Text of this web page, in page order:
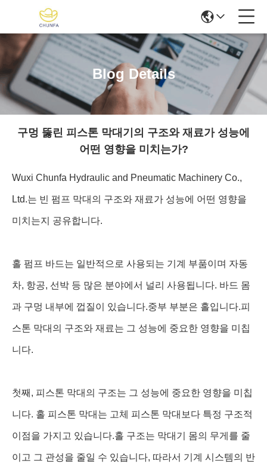
Blog Details
구멍 뚫린 피스톤 막대기의 구조와 재료가 성능에
어떤 영향을 미치는가?
Wuxi Chunfa Hydraulic and Pneumatic Machinery Co.,
Ltd.는 빈 펌프 막대의 구조와 재료가 성능에 어떤 영향을
미치는지 공유합니다.
홀 펌프 바드는 일반적으로 사용되는 기계 부품이며 자동
차, 항공, 선박 등 많은 분야에서 널리 사용됩니다. 바드 몸
과 구멍 내부에 껍질이 있습니다.중부 부분은 홀입니다.피
스톤 막대의 구조와 재료는 그 성능에 중요한 영향을 미칩
니다.
첫째, 피스톤 막대의 구조는 그 성능에 중요한 영향을 미칩
니다. 홀 피스톤 막대는 고체 피스톤 막대보다 특정 구조적
이점을 가지고 있습니다.홀 구조는 막대기 몸의 무게를 줄
이고 그 관성을 줄일 수 있습니다, 따라서 기계 시스템의 반